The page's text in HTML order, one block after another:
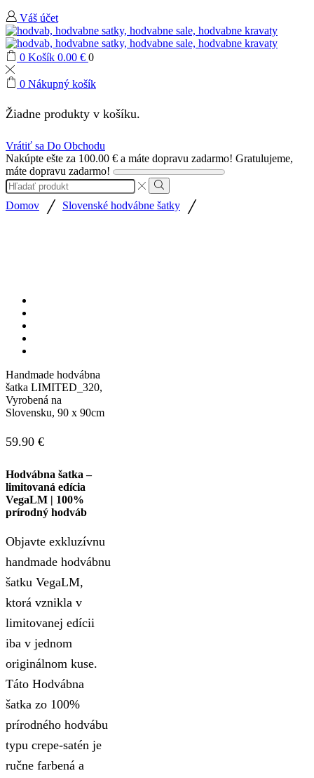
Váš účet
0 Košík 0.00 € 0
0 Nákupný košík
Žiadne produkty v košíku.
Vrátiť sa Do Obchodu
Nakúpte ešte za 100.00 € a máte dopravu zadarmo! Gratulujeme,
máte dopravu zadarmo!
Search
input
Search
Domov / Slovenské hodvábne šatky /
Handmade hodvábna
šatka LIMITED_320,
Vyrobená na
Slovensku, 90 x 90cm
59.90 €
Hodvábna šatka –
limitovaná edícia
VegaLM | 100%
prírodný hodváb
Objavte exkluzívnu
handmade hodvábnu
šatku VegaLM,
ktorá vznikla v
limitovanej edícii
iba v jednom
originálnom kuse.
Táto Hodvábna
šatka zo 100%
prírodného hodvábu
typu crepe-satén je
ručne farbená a